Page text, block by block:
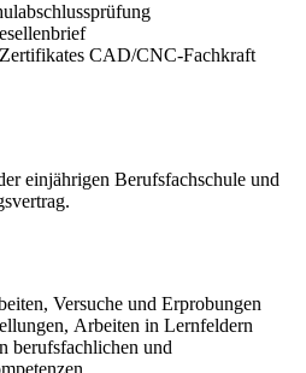
CAD/CNC-Fachkraft
einjährigen Berufsfachschule und
Versuche und Erprobungen
Arbeiten in Lernfeldern
berufsfachlichen und